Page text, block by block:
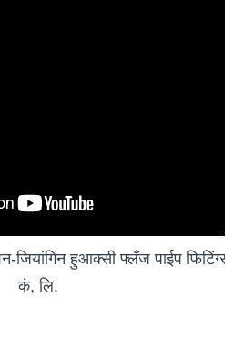
जियांगिन हुआक्सी फ्लँज पाईप फिटिंग्स
कं, लि.